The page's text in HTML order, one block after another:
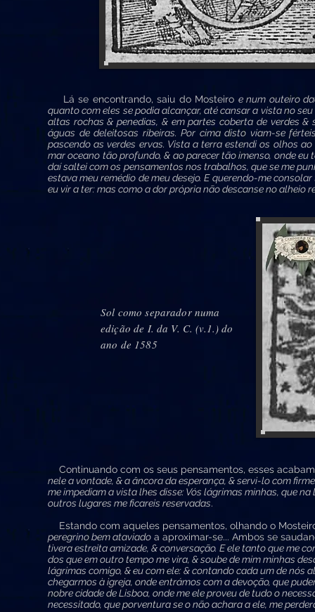
Lá se encontrando, saiu do Mosteiro e num outeiro
quanto com eles se podia alcançar, até cansar a vista no
altas rochas & penedias, & em partes coberta de verdes
águas de deleitosas ribeiras. Por cima disto viam-se
pascendo as verdes ervas. Vista a terra estendi os olhos
mar oceano tão profundo, & ao parecer tão imenso, onde
daí saltei com os pensamentos nos trabalhos, que se me
estava meu remédio de meu desejo. E querendo-me
eu vir a ter: mas como a dor própria não descanse no alheio
Sol como separador numa
edição de I. da V. C. (v.1.) do
ano de 1585
Continuando com os seus pensamentos, esses
nele a vontade, & a âncora da esperança, & servi-lo com
me impediam a vista lhes disse: Vós lágrimas minhas, que
outros lugares me ficareis reservadas.
Estando com aqueles pensamentos, olhando o
peregrino bem ataviado a aproximar-se... Ambos se
tivera estreita amizade, & conversação. E ele tanto que me
dos que em outro tempo me vira, & soube de mim minhas
lágrimas comigo, & eu com ele: & contando cada um de
chegarmos à igreja, onde entrámos com a devoção, que
nobre cidade de Lisboa, onde me ele proveu de tudo o
necessitado, que porventura se o não achara a ele, me